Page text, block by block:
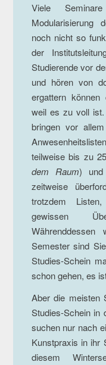
Viele
Modularisierung
noch nicht so
der
Studierende vor
und hören von
ergattern
weil es zu voll ist.
bringen vor
teilweise bis zu
dem Raum) und
zeitweise
trotzdem
gewissen
Semester sind
Studies-Schein
schon gehen, es
Aber die meisten
Studies-Schein in
suchen nur nach
Kunstpraxis in ihr
diesem